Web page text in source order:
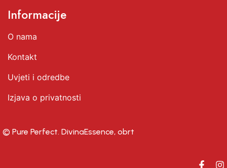
Informacije
O nama
Kontakt
Uvjeti i odredbe
Izjava o privatnosti
© Pure Perfect. DivinaEssence, obrt